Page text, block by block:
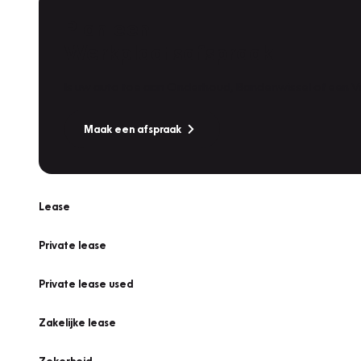
Maak een afspraak
Lease
Private lease
Private lease used
Zakelijke lease